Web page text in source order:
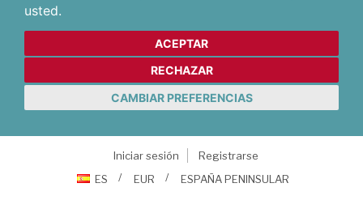
usted.
ACEPTAR
RECHAZAR
CAMBIAR PREFERENCIAS
Iniciar sesión
Registrarse
ES
EUR ESPAÑA PENINSULAR